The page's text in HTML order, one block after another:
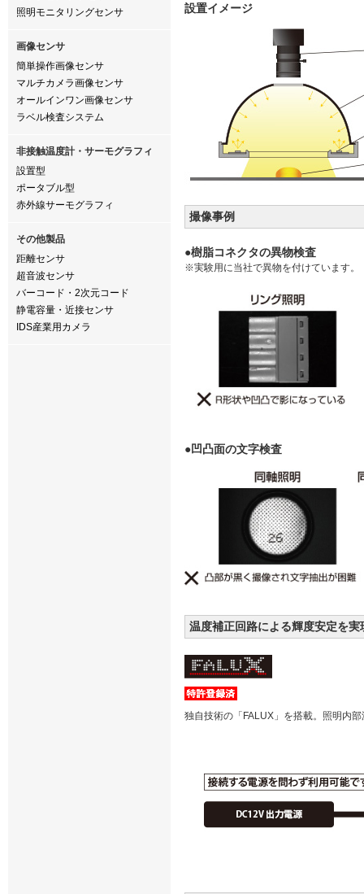
照明モニタリングセンサ
画像センサ
簡単操作画像センサ
マルチカメラ画像センサ
オールインワン画像センサ
ラベル検査システム
非接触温度計・サーモグラフィ
設置型
ポータブル型
赤外線サーモグラフィ
その他製品
距離センサ
超音波センサ
バーコード・2次元コード
静電容量・近接センサ
IDS産業用カメラ
設置イメージ
撮像事例
●樹脂コネクタの異物検査
※実験用に当社で異物を付けています。
●凹凸面の文字検査
温度補正回路による輝度安定を実
独自技術の「FALUX」を搭載。照明内